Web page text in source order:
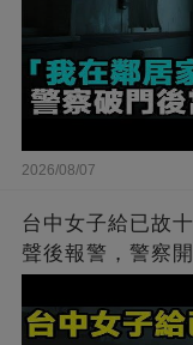
2026/08/07
台中女子給已故
聲後報警，警察